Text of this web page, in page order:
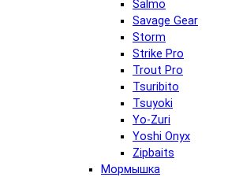
Salmo
Savage Gear
Storm
Strike Pro
Trout Pro
Tsuribito
Tsuyoki
Yo-Zuri
Yoshi Onyx
Zipbaits
Мормышка